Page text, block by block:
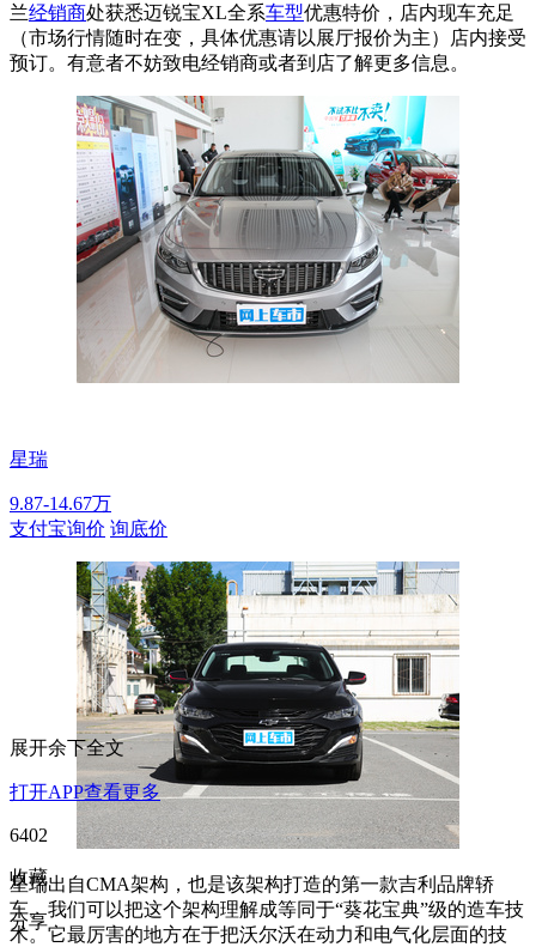
兰经销商处获悉迈锐宝XL全系车型优惠特价，店内现车充足
（市场行情随时在变，具体优惠请以展厅报价为主）店内接受
预订。有意者不妨致电经销商或者到店了解更多信息。
星瑞
9.87-14.67万
支付宝询价 询底价
星瑞出自CMA架构，也是该架构打造的第一款吉利品牌轿
车。我们可以把这个架构理解成等同于“葵花宝典”级的造车技
术。它最厉害的地方在于把沃尔沃在动力和电气化层面的技
展开余下全文
打开APP查看更多
6402
收藏
分享